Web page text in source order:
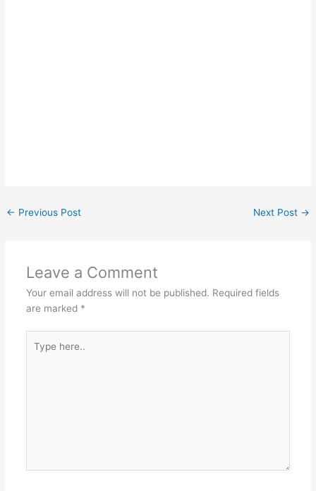
← Previous Post Next Post →
Leave a Comment
Your email address will not be published. Required fields
are marked *
here..